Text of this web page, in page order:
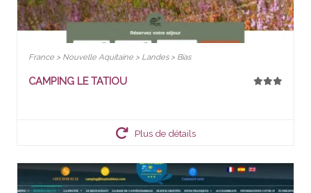
France > Nouvelle Aquitaine > Landes > Bias
CAMPING LE TATIOU
Plus de détails